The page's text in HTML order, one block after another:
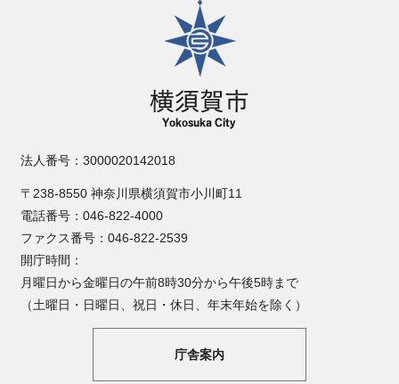
横須賀市
法人番号：3000020142018
〒238-8550 神奈川県横須賀市小川町11
電話番号：046-822-4000
ファクス番号：046-822-2539
開庁時間：
月曜日から金曜日の午前8時30分から午後5時まで
（土曜日・日曜日、祝日・休日、年末年始を除く）
庁舎案内